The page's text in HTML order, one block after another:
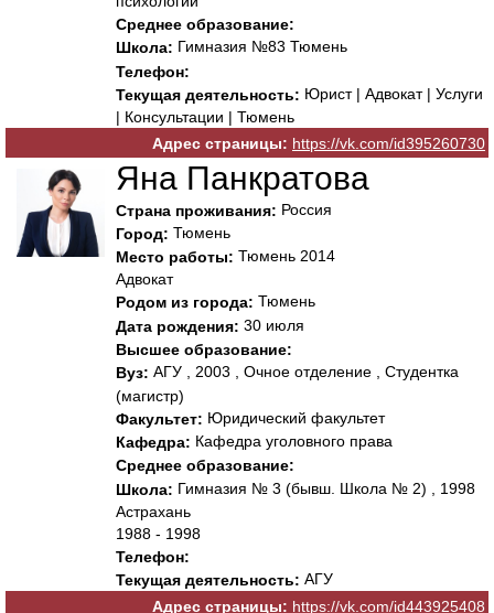
Среднее образование:
Школа: Гимназия №83 Тюмень
Телефон:
Текущая деятельность: Юрист | Адвокат | Услуги
| Консультации | Тюмень
Адрес страницы: https://vk.com/id395260730
Яна Панкратова
Страна проживания: Россия
Город: Тюмень
Место работы: Тюмень 2014
Адвокат
Родом из города: Тюмень
Дата рождения: 30 июля
Высшее образование:
Вуз: АГУ , 2003 , Очное отделение , Студентка
(магистр)
Факультет: Юридический факультет
Кафедра: Кафедра уголовного права
Среднее образование:
Школа: Гимназия № 3 (бывш. Школа № 2) , 1998
Астрахань
1988 - 1998
Телефон:
Текущая деятельность: АГУ
Адрес страницы: https://vk.com/id443925408